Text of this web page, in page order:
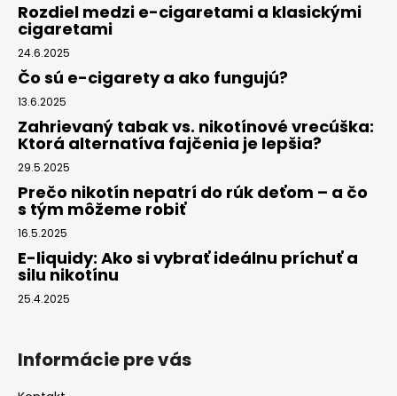
Rozdiel medzi e-cigaretami a klasickými
cigaretami
24.6.2025
Čo sú e-cigarety a ako fungujú?
13.6.2025
Zahrievaný tabak vs. nikotínové vrecúška:
Ktorá alternatíva fajčenia je lepšia?
29.5.2025
Prečo nikotín nepatrí do rúk deťom – a čo
s tým môžeme robiť
16.5.2025
E-liquidy: Ako si vybrať ideálnu príchuť a
silu nikotínu
25.4.2025
Informácie pre vás